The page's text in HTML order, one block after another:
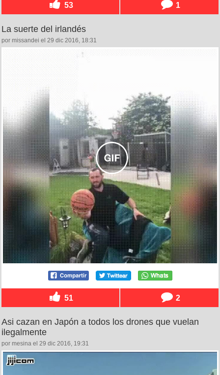
53 1
La suerte del irlandés
por missandei el 29 dic 2016, 18:31
51 2
Asi cazan en Japón a todos los drones que vuelan
ilegalmente
por mesina el 29 dic 2016, 19:31